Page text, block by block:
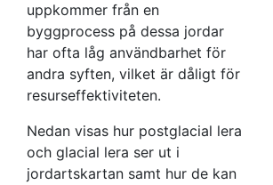
uppkommer från en
byggprocess på dessa jordar
har ofta låg användbarhet för
andra syften, vilket är dåligt för
resurseffektiviteten.
Nedan visas hur postglacial lera
och glacial lera ser ut i
jordartskartan samt hur de kan